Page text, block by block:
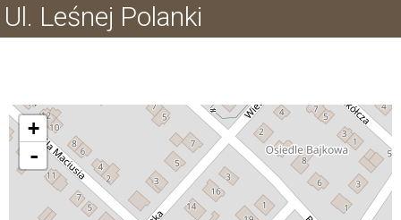
Ul. Leśnej Polanki
+
-